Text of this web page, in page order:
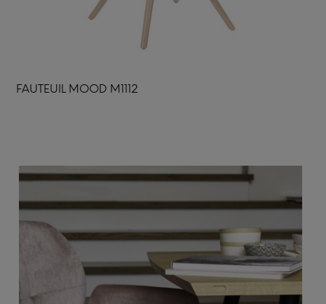
FAUTEUIL MOOD M1112